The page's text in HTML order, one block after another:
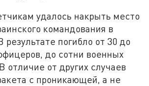
удалось накрыть место
командования в
погибло от 30 до
до сотни военных
отличие от других случаев
с проникающей, а не